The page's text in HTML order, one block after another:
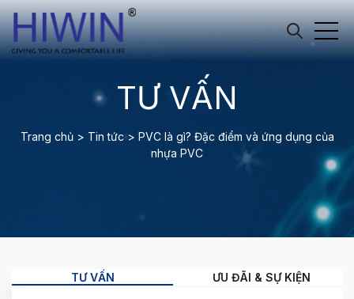
TƯ VẤN
Trang chủ> Tin tức> PVC là gì? Đặc điểm và ứng dụng của
nhựa PVC
TƯ VẤN ƯU ĐÃI & SỰ KIỆN